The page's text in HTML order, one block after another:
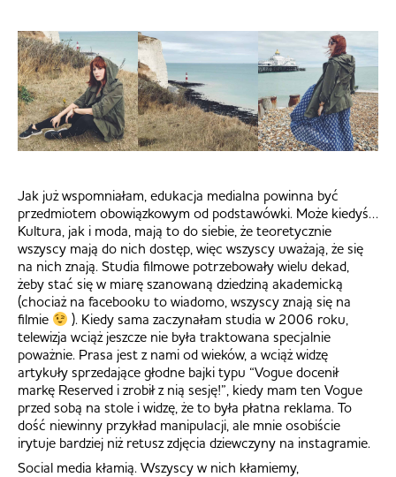
Jak już wspomniałam, edukacja medialna powinna być
przedmiotem obowiązkowym od podstawówki. Może kiedyś…
Kultura, jak i moda, mają to do siebie, że teoretycznie
wszyscy mają do nich dostęp, więc wszyscy uważają, że się
na nich znają. Studia filmowe potrzebowały wielu dekad,
żeby stać się w miarę szanowaną dziedziną akademicką
(chociaż na facebooku to wiadomo, wszyscy znają się na
filmie
). Kiedy sama zaczynałam studia w 2006 roku,
telewizja wciąż jeszcze nie była traktowana specjalnie
poważnie. Prasa jest z nami od wieków, a wciąż widzę
artykuły sprzedające głodne bajki typu “Vogue docenił
markę Reserved i zrobił z nią sesję!”, kiedy mam ten Vogue
przed sobą na stole i widzę, że to była płatna reklama. To
dość niewinny przykład manipulacji, ale mnie osobiście
irytuje bardziej niż retusz zdjęcia dziewczyny na instagramie.
Social media kłamią. Wszyscy w nich kłamiemy,